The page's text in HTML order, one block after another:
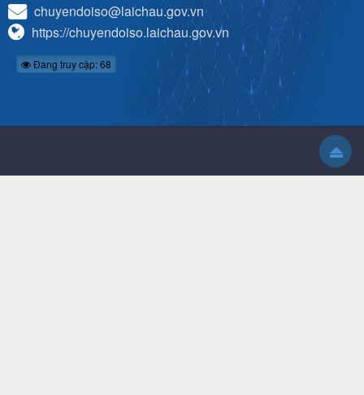
chuyendoiso@laichau.gov.vn
https://chuyendoiso.laichau.gov.vn
Đang truy cập: 68